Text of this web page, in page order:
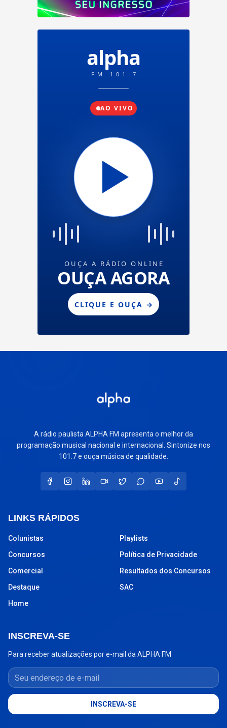
A rádio paulista ALPHA FM apresenta o melhor da
programação musical nacional e internacional. Sintonize nos
101.7 e ouça música de qualidade.
LINKS RÁPIDOS
Colunistas
Concursos
Comercial
Destaque
Home
Playlists
Política de Privacidade
Resultados dos Concursos
SAC
INSCREVA-SE
Para receber atualizações por e-mail da ALPHA FM
Seu endereço de e-mail
INSCREVA-SE